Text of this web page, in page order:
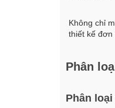
Không chỉ
thiết kế đơn
Phân
Phân